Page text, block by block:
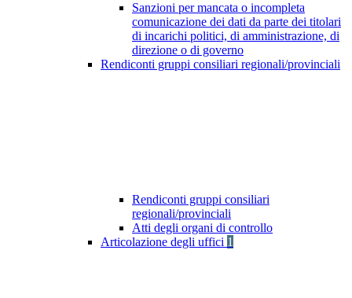
Sanzioni per mancata o incompleta
comunicazione dei dati da parte dei titolari
di incarichi politici, di amministrazione, di
direzione o di governo
Rendiconti gruppi consiliari regionali/provinciali
Rendiconti gruppi consiliari
regionali/provinciali
Atti degli organi di controllo
Articolazione degli uffici 1